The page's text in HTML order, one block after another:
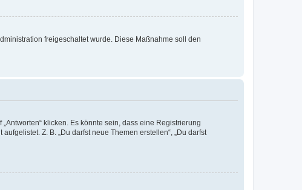
freigeschaltet wurde. Diese Maßnahme soll den
klicken. Es könnte sein, dass eine Registrierung
Z. B. „Du darfst neue Themen erstellen“, „Du darfst